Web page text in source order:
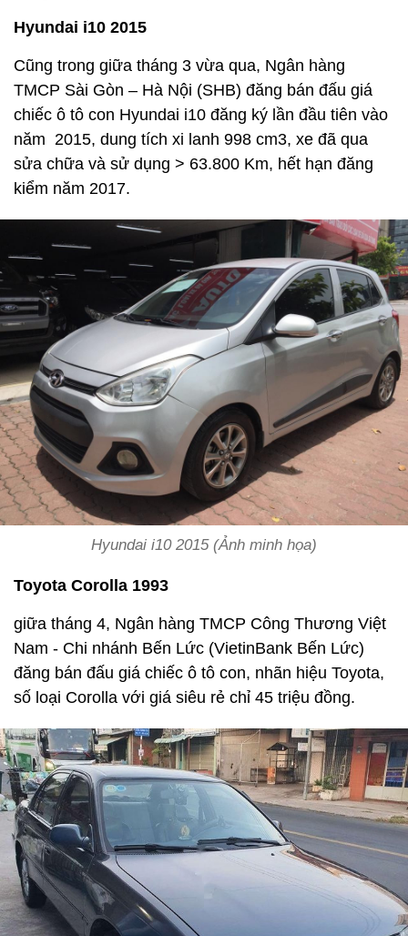
Hyundai i10 2015
Cũng trong giữa tháng 3 vừa qua, Ngân hàng
TMCP Sài Gòn – Hà Nội (SHB) đăng bán đấu giá
chiếc ô tô con Hyundai i10 đăng ký lần đầu tiên vào
năm 2015, dung tích xi lanh 998 cm3, xe đã qua
sửa chữa và sử dụng > 63.800 Km, hết hạn đăng
kiểm năm 2017.
Hyundai i10 2015 (Ảnh minh họa)
Toyota Corolla 1993
giữa tháng 4, Ngân hàng TMCP Công Thương Việt
Nam - Chi nhánh Bến Lức (VietinBank Bến Lức)
đăng bán đấu giá chiếc ô tô con, nhãn hiệu Toyota,
số loại Corolla với giá siêu rẻ chỉ 45 triệu đồng.